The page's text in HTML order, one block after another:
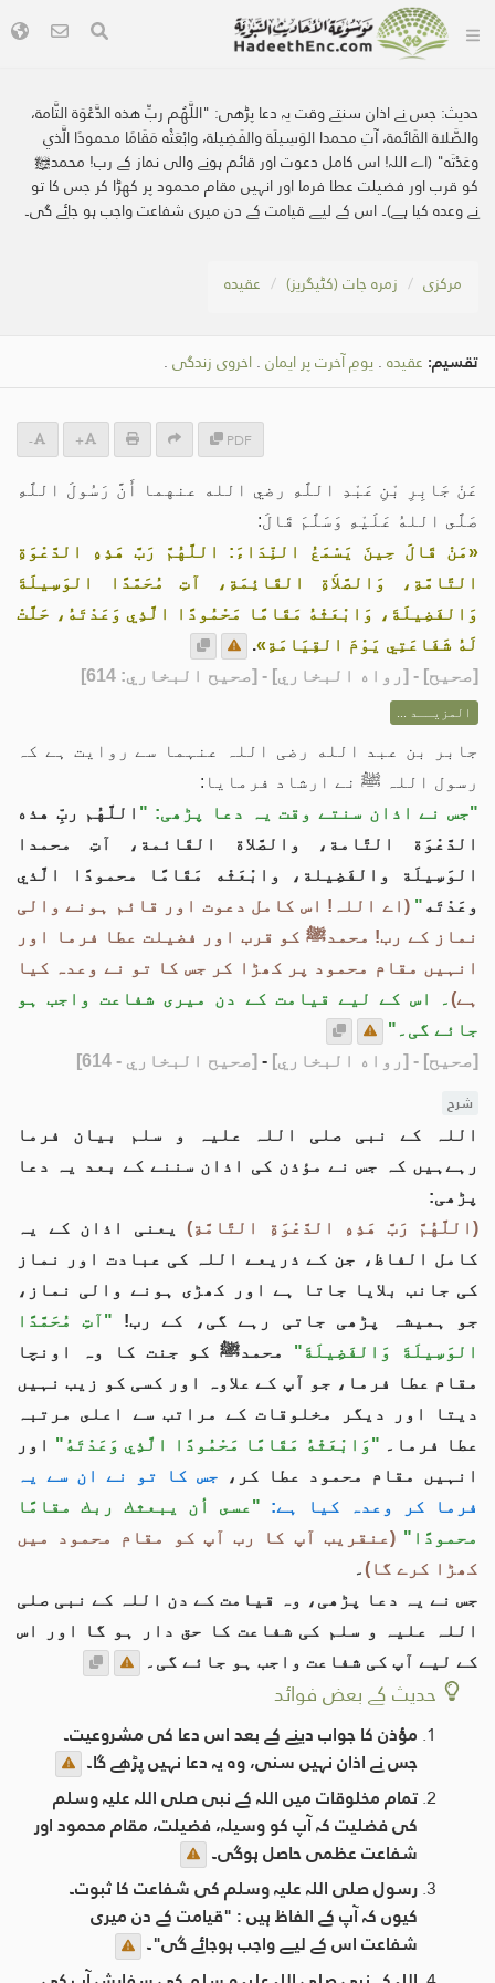
حدیث: جس نے اذان سنتے وقت یہ دعا پڑھی: "اللَّهُم ربِّ هذه الدَّعْوَة التَّامة،
والصَّلاة القَائمة، آتِ محمدا الوَسِيلَة والفَضِيلة، وابْعَثْه مَقَامًا محمودًا الَّذي
وعَدْتَه" (اے اللہ! اس کامل دعوت اور قائم ہونے والی نماز کے رب! محمدﷺ
کو قرب اور فضیلت عطا فرما اور انہیں مقام محمود پر کھڑا کر جس کا تو
نے وعدہ کیا ہے)۔ اس کے لیے قیامت کے دن میری شفاعت واجب ہو جائے گی۔
مرکزی زمرہ جات (کٹیگریز) عقیدہ
تقسیم: عقیدہ . یومِ آخرت پر ایمان . اخروی زندگی .
PDF
+
-
عَنْ جَابِرِ بْنِ عَبْدِ اللَّهِ رضي الله عنهما أَنَّ رَسُولَ اللَّهِ
صَلَّى اللهُ عَلَيْهِ وَسَلَّمَ قَالَ:
«مَنْ قَالَ حِينَ يَسْمَعُ النِّدَاءَ: اللَّهُمَّ رَبَّ هَذِهِ الدَّعْوَةِ
التَّامَّةِ، وَالصَّلاَةِ القَائِمَةِ، آتِ مُحَمَّدًا الوَسِيلَةَ
وَالفَضِيلَةَ، وَابْعَثْهُ مَقَامًا مَحْمُودًا الَّذِي وَعَدْتَهُ، حَلَّتْ
لَهُ شَفَاعَتِي يَوْمَ القِيَامَةِ».
[صحيح] - [رواه البخاري] - [صحيح البخاري: 614]
المزيــد ...
جابر بن عبد الله رضی اللہ عنہما سے روایت ہے کہ
رسول اللہ ﷺ نے ارشاد فرمایا:
"جس نے اذان سنتے وقت یہ دعا پڑھی: " اللَّهُم ربِّ هذه
الدَّعْوَة التَّامة، والصَّلاة القَائمة، آتِ محمدا
الوَسِيلَة والفَضِيلة، وابْعَثْه مَقَامًا محمودًا الَّذي
وعَدْتَه "(اے اللہ! اس کامل دعوت اور قائم ہونے والی
نماز کے رب! محمدﷺ کو قرب اور فضیلت عطا فرما اور
انہیں مقام محمود پر کھڑا کر جس کا تو نے وعدہ کیا
ہے)۔ اس کے لیے قیامت کے دن میری شفاعت واجب ہو
جائے گی۔"
[صحيح] - [رواه البخاري] - [صحيح البخاري - 614]
شرح
اللہ کے نبی صلی اللہ علیہ و سلم بیان فرما
رہےہیں کہ جس نے مؤذن کی اذان سننے کے بعد یہ دعا
پڑھی:
(اللَّهُمَّ رَبَّ هَذِهِ الدَّعْوَةِ التَّامَّةِ) یعنی اذان کے یہ
کامل الفاظ، جن کے ذریعے اللہ کی عبادت اور نماز
کی جانب بلایا جاتا ہے اور کھڑی ہونے والی نماز،
جو ہمیشہ پڑھی جاتی رہے گی، کے رب! "آتِ مُحَمَّدًا
الوَسِيلَةَ وَالفَضِيلَةَ" محمدﷺ کو جنت کا وہ اونچا
مقام عطا فرما، جو آپ کے علاوہ اور کسی کو زیب نہیں
دیتا اور ديگر مخلوقات کے مراتب سے اعلى مرتبہ
عطا فرما۔ "وَابْعَثْهُ مَقَامًا مَحْمُودًا الَّذِي وَعَدْتَهُ" اور
انہیں مقام محمود عطا کر،
جس کا تو نے ان سے یہ
فرما کر وعدہ کیا ہے:
"عسى أن يبعثك ربك مقامًا
محمودًا" (عنقریب آپ کا رب آپ کو مقام محمود میں
کھڑا کرے گا)۔
جس نے یہ دعا پڑھی، وہ قیامت کے دن اللہ کے نبی صلی
اللہ علیہ و سلم کی شفاعت کا حق دار ہو گا اور اس
کے لیے آپ کی شفاعت واجب ہو جائے گی۔
حدیث کے بعض فوائد
مؤذن کا جواب دینے کے بعد اس دعا کی مشروعیت۔
جس نے اذان نہیں سنی، وہ یہ دعا نہیں پڑھے گا۔
تمام مخلوقات میں اللہ کے نبی صلی اللہ علیہ وسلم
کی فضلیت کہ آپ کو وسیلہ، فضیلت، مقام محمود اور
شفاعت عظمی حاصل ہوگی۔
رسول صلی اللہ علیہ وسلم کی شفاعت کا ثبوت۔
کیوں کہ آپ کے الفاظ ہيں : "قیامت کے دن میری
شفاعت اس کے لیے واجب ہوجائے گی"۔